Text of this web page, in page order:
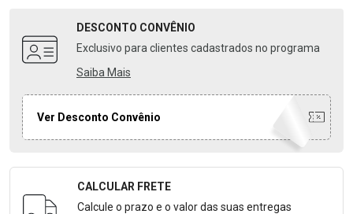
DESCONTO CONVÊNIO
Exclusivo para clientes cadastrados no programa
Saiba Mais
Ver Desconto Convênio
Formulário para Calcular o Frete
CALCULAR FRETE
Calcule o prazo e o valor das suas entregas